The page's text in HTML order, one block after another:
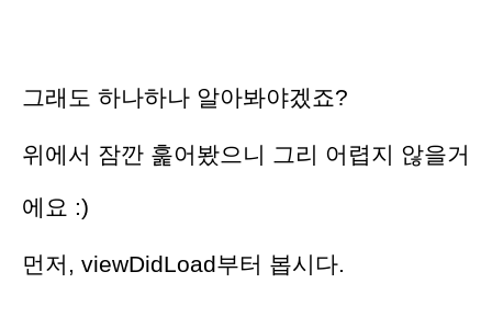
그래도 하나하나 알아봐야겠죠?
위에서 잠깐 훑어봤으니 그리 어렵지 않을거
에요 :)
먼저, viewDidLoad부터 봅시다.